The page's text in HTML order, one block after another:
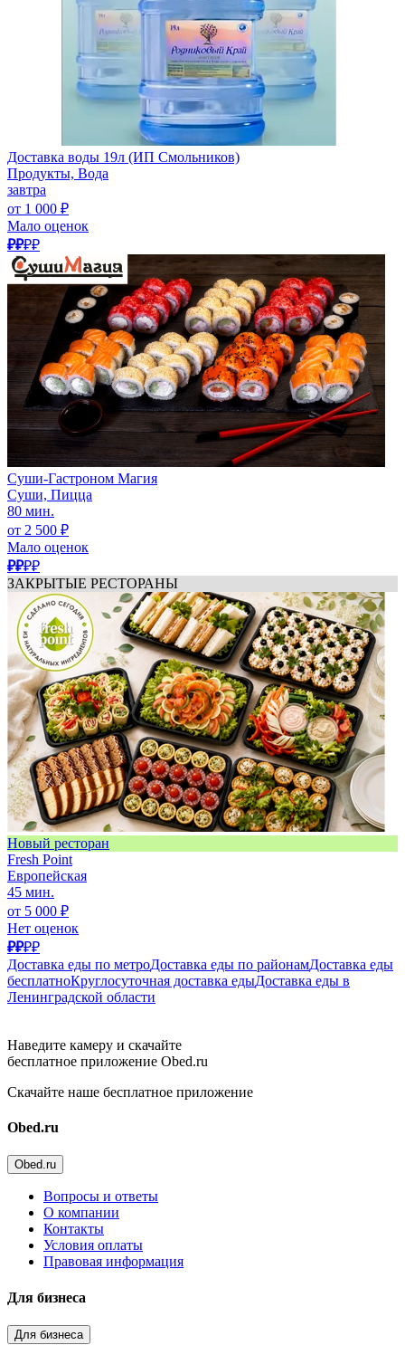
Доставка воды 19л (ИП Смольников)
Продукты, Вода
завтра
от 1 000 ₽
Мало оценок
₽₽₽₽
Суши-Гастроном Магия
Суши, Пицца
80 мин.
от 2 500 ₽
Мало оценок
₽₽₽₽
ЗАКРЫТЫЕ РЕСТОРАНЫ
Новый ресторан
Fresh Point
Европейская
45 мин.
от 5 000 ₽
Нет оценок
₽₽₽₽
Доставка еды по метроДоставка еды по районамДоставка еды
бесплатноКруглосуточная доставка едыДоставка еды в
Ленинградской области
Наведите камеру и скачайте
бесплатное приложение Obed.ru
Скачайте наше бесплатное приложение
Obed.ru
Obed.ru
Вопросы и ответы
О компании
Контакты
Условия оплаты
Правовая информация
Для бизнеса
Для бизнеса